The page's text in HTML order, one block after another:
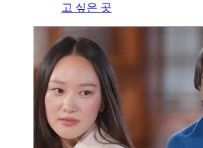
고 싶은 곳